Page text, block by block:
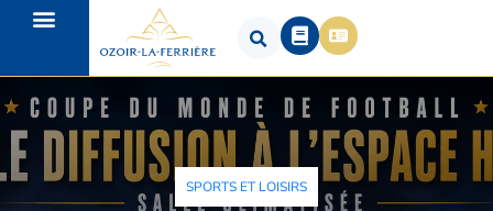
SPORTS ET LOISIRS